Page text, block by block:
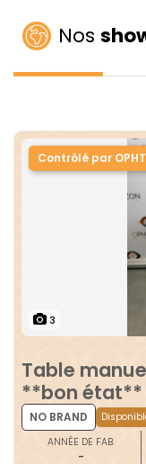
Nos
Contrôlé par
3
Table
**bon état**
NO BRAND
ANNÉE DE FAB.
-